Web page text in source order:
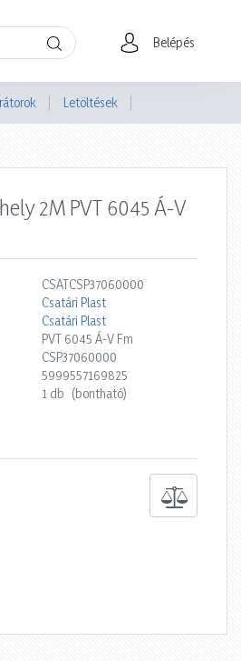
Belépés
Letöltések
2M PVT 6045 Á-V
CSATCSP37060000
Csatári Plast
Csatári Plast
PVT 6045 Á-V Fm
CSP37060000
5999557169825
1 db (bontható)